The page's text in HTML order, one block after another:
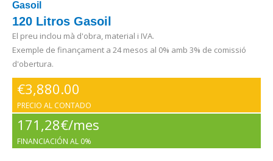
Gasoil
120 Litros Gasoil
El preu inclou mà d'obra, material i IVA.
Exemple de finançament a 24 mesos al 0% amb 3% de comissió
d'obertura.
€3,880.00
PRECIO AL CONTADO
171,28€/mes
FINANCIACIÓN AL 0%